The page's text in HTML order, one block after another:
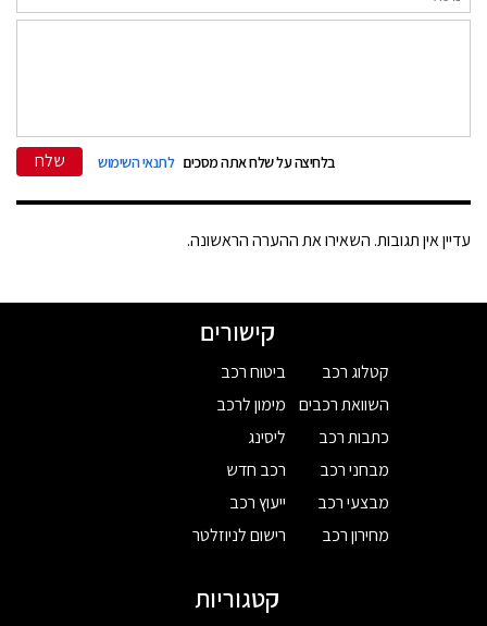
בלחיצה על שלח אתה מסכים לתנאי השימוש שלח
עדיין אין תגובות. השאירו את ההערה הראשונה.
קישורים
קטלוג רכב
השוואת רכבים
כתבות רכב
מבחני רכב
מבצעי רכב
מחירון רכב
ביטוח רכב
מימון לרכב
ליסינג
רכב חדש
ייעוץ רכב
רישום לניוזלטר
קטגוריות